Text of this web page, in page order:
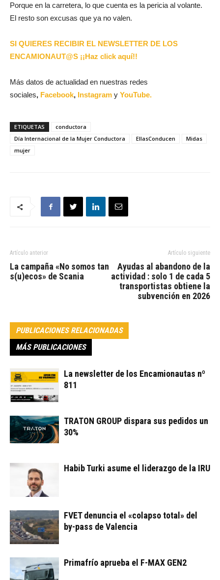
Porque en la carretera, lo que cuenta es la pericia al volante.
El resto son excusas que ya no valen.
SI QUIERES RECIBIR EL NEWSLETTER DE LOS
ENCAMIONAUT@S ¡¡Haz click aquí!!
Más datos de actualidad en nuestras redes
sociales, Facebook, Instagram y YouTube.
ETIQUETAS
conductora
Día Internacional de la Mujer Conductora
EllasConducen
Midas
mujer
Artículo anterior
La campaña «No somos tan
s(u)ecos» de Scania
Artículo siguiente
Ayudas al abandono de la
actividad : solo 1 de cada 5
transportistas obtiene la
subvención en 2026
PUBLICACIONES RELACIONADAS
MÁS PUBLICACIONES
La newsletter de los Encamionautas nº
811
TRATON GROUP dispara sus pedidos un
30%
Habib Turki asume el liderazgo de la IRU
FVET denuncia el «colapso total» del
by-pass de Valencia
Primafrío aprueba el F-MAX GEN2